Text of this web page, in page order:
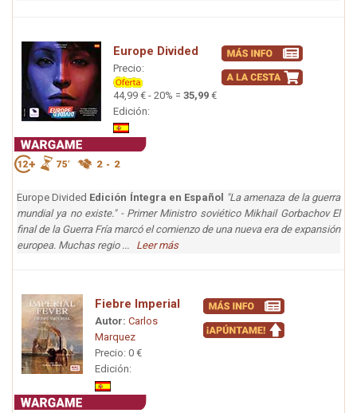
Europe Divided
Precio:
44,99 € - 20% = 35,99 €
Edición:
Europe Divided Edición Íntegra en Español "La amenaza de la guerra
mundial ya no existe." - Primer Ministro soviético Mikhail Gorbachov El
final de la Guerra Fría marcó el comienzo de una nueva era de expansión
europea. Muchas regio ... Leer más
Fiebre Imperial
Autor: Carlos
Marquez
Precio: 0 €
Edición: